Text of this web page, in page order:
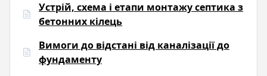
Устрій, схема і етапи монтажу септика з
бетонних кілець
Вимоги до відстані від каналізації до
фундаменту